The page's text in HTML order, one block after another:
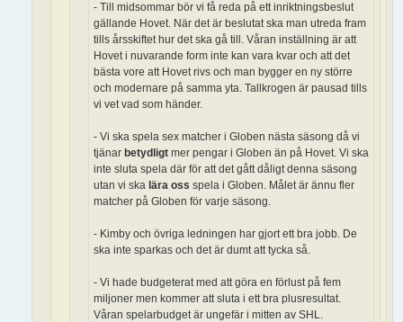
- Till midsommar bör vi få reda på ett inriktningsbeslut
gällande Hovet. När det är beslutat ska man utreda fram
tills årsskiftet hur det ska gå till. Våran inställning är att
Hovet i nuvarande form inte kan vara kvar och att det
bästa vore att Hovet rivs och man bygger en ny större
och modernare på samma yta. Tallkrogen är pausad tills
vi vet vad som händer.
- Vi ska spela sex matcher i Globen nästa säsong då vi
tjänar betydligt mer pengar i Globen än på Hovet. Vi ska
inte sluta spela där för att det gått dåligt denna säsong
utan vi ska lära oss spela i Globen. Målet är ännu fler
matcher på Globen för varje säsong.
- Kimby och övriga ledningen har gjort ett bra jobb. De
ska inte sparkas och det är dumt att tycka så.
- Vi hade budgeterat med att göra en förlust på fem
miljoner men kommer att sluta i ett bra plusresultat.
Våran spelarbudget är ungefär i mitten av SHL.